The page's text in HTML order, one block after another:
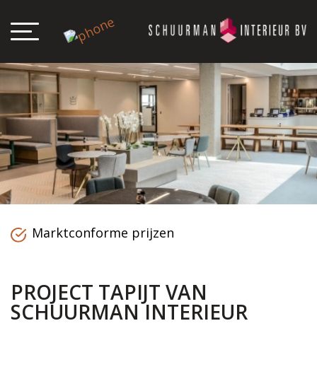
Marktconforme prijzen
PROJECT TAPIJT VAN
SCHUURMAN INTERIEUR